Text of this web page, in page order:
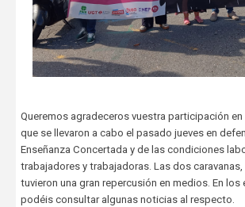
Queremos agradeceros vuestra participación
que se llevaron a cabo el pasado jueves en
Enseñanza Concertada y de las condiciones
trabajadores y trabajadoras. Las dos caravanas,
tuvieron una gran repercusión en medios. En
podéis consultar algunas noticias al respecto.